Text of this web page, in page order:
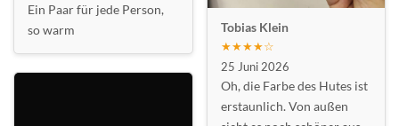
Ein Paar für jede Person,
so warm
Tobias Klein
★★★★☆
25 Juni 2026
Oh, die Farbe des Hutes ist
erstaunlich. Von außen